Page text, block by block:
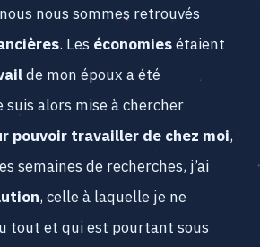
nous sommes retrouvés
. Les économiesétaient
de mon époux a été
alors mise à chercher
pouvoir travailler de chez moi,
semaines de recherches, j’ai
, celle à laquelle je ne
tout et qui est pourtant sous